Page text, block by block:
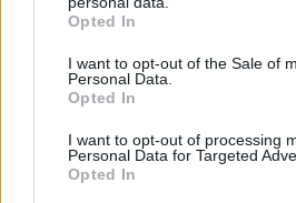
grant or deny consent to Google
use your data for below specified
consent section.
Opted In
I want to opt-out of the Sale of
Personal Data.
Opted In
I want to opt-out of processing
Personal Data for Targeted
Opted In
Εγκαταλείπει το κόμμα
επιχειρηματίας Νίκος
κλειστή κάστα, «λένε
όσους αποχωρούν»
08.08.2026, 18:48